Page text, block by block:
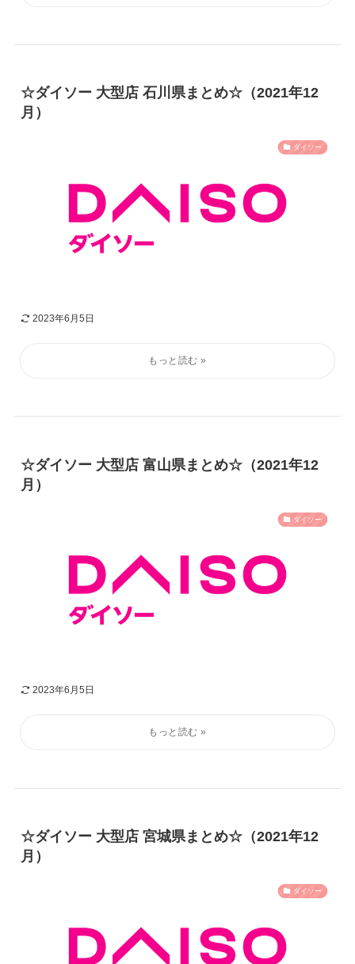
☆ダイソー 大型店 石川県まとめ☆（2021年12
月）
ダイソー
2023年6月5日
☆ダイソー 大型店 富山県まとめ☆（2021年12
月）
ダイソー
2023年6月5日
☆ダイソー 大型店 宮城県まとめ☆（2021年12
月）
ダイソー